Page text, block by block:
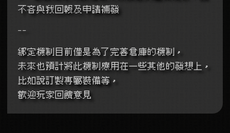
不吝與我回報及申請補發
--
綁定機制目前僅是為了完善倉庫的機制，
未來也預計將此機制應用在一些其他的發想上，
比如說訂製專屬裝備等，
歡迎玩家回饋意見